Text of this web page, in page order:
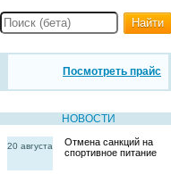
Найти
Посмотреть прайс
НОВОСТИ
20 августа
Отмена санкций на
спортивное питание